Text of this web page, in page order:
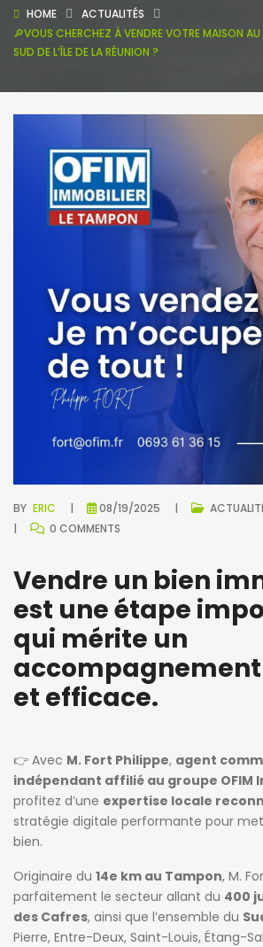
HOME
ACTUALITÉS
🔎VOUS CHERCHEZ À VENDRE VOTRE MAISON
SUD DE L’ÎLE DE LA RÉUNION ?
BY ERIC 08/19/2025
0 COMMENTS
Vendre un bien
est une étape
qui mérite un
et efficace.
👉 Avec M. Fort Philippe, agent
indépendant affilié au groupe OFIM
profitez d’une expertise locale
stratégie digitale performante pour
bien.
Originaire du 14e km au Tampon, M.
parfaitement le secteur allant du 400
des Cafres, ainsi que l’ensemble du
Pierre, Entre-Deux, Saint-Louis, Étang-